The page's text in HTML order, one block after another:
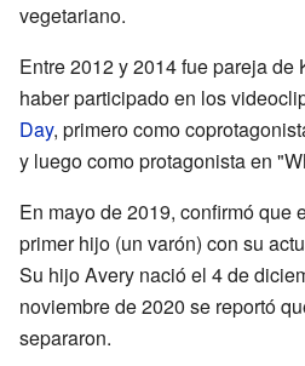
vegetariano.
Entre 2012 y 2014 fue pareja de
haber participado en los
Day, primero como
y luego como protagonista en
En mayo de 2019, confirmó que
primer hijo (un varón) con su
Su hijo Avery nació el 4 de
noviembre de 2020 se reportó
separaron.